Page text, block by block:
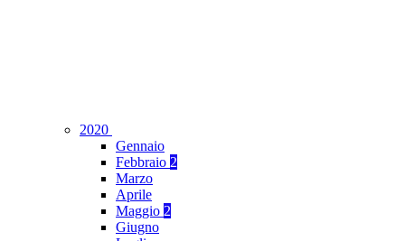
2020
Gennaio
Febbraio 2
Marzo
Aprile
Maggio 2
Giugno